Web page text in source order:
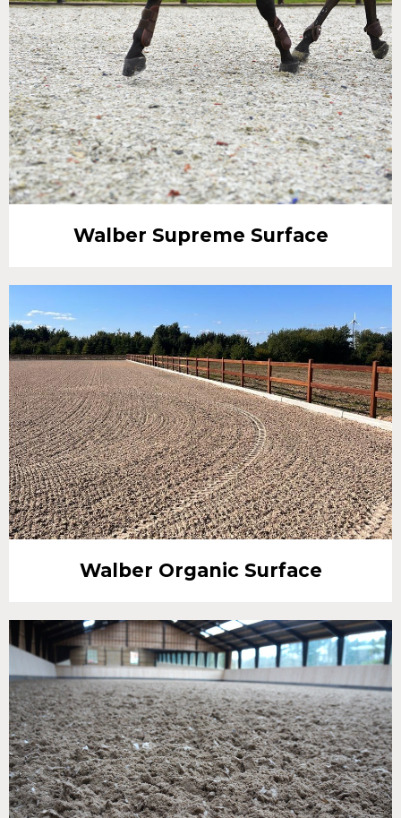
Walber Supreme Surface
Walber Organic Surface